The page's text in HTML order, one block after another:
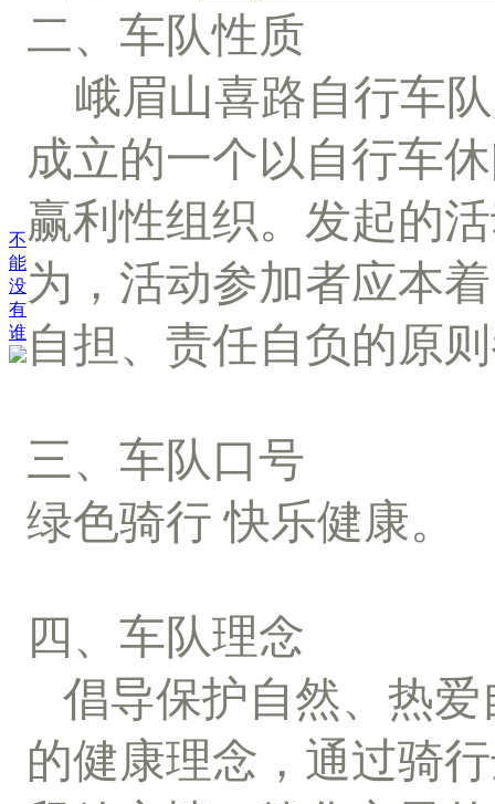
不
能
没
有
谁
二、车队性质
峨眉山喜路自行车
成立的一个以自行车
赢利性组织。发起的
为，活动参加者应本
自担、责任自负的原
三、车队口号
绿色骑行 快乐健康。
四、车队理念
倡导保护自然、热爱
的健康理念，通过骑